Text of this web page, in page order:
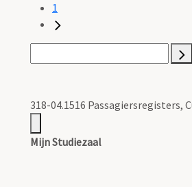
1
318-04.1516 Passagiersregisters,
Mijn Studiezaal